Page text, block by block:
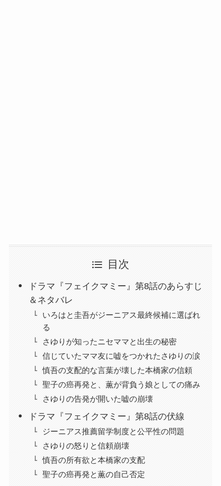
目次
ドラマ『フェイクマミー』第8話のあらすじ
＆ネタバレ
いろはと圭吾がジーニアス最終候補に選ばれ
る
さゆりが知ったニセママと出生の秘密
信じていたママ友に嘘をつかれたさゆりの涙
慎吾の支配的な言葉が壊した本橋家の信頼
聖子の癌再発と、薫が背負う娘としての痛み
さゆりの告発が開いた嘘の崩壊
ドラマ『フェイクマミー』第8話の伏線
ジーニアス推薦留学制度と公平性の問題
さゆりの怒りと信頼崩壊
慎吾の所有欲と本橋家の支配
聖子の癌再発と薫の自己否定